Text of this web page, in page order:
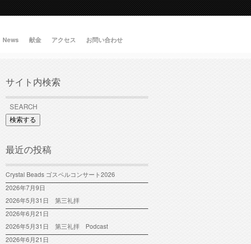
News 献金 アクセス お問い合わせ
サイト内検索
検索する
最近の投稿
Crystal Beads ゴスペルコンサート2026
2026年7月9日
2026年5月31日 第三礼拝
2026年6月21日
2026年5月31日 第三礼拝 Podcast
2026年6月21日